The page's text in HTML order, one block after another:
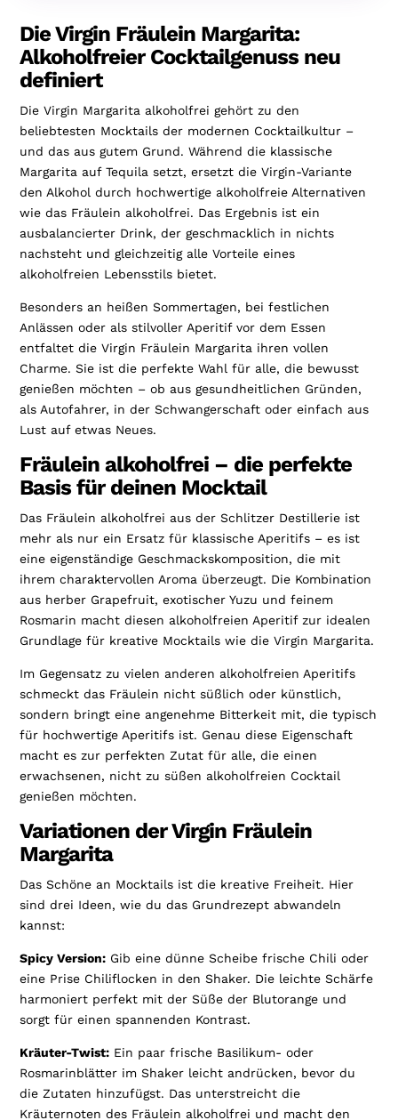
Die Virgin Fräulein Margarita:
Alkoholfreier Cocktailgenuss neu
definiert
Die Virgin Margarita alkoholfrei gehört zu den
beliebtesten Mocktails der modernen Cocktailkultur –
und das aus gutem Grund. Während die klassische
Margarita auf Tequila setzt, ersetzt die Virgin-Variante
den Alkohol durch hochwertige alkoholfreie Alternativen
wie das Fräulein alkoholfrei. Das Ergebnis ist ein
ausbalancierter Drink, der geschmacklich in nichts
nachsteht und gleichzeitig alle Vorteile eines
alkoholfreien Lebensstils bietet.
Besonders an heißen Sommertagen, bei festlichen
Anlässen oder als stilvoller Aperitif vor dem Essen
entfaltet die Virgin Fräulein Margarita ihren vollen
Charme. Sie ist die perfekte Wahl für alle, die bewusst
genießen möchten – ob aus gesundheitlichen Gründen,
als Autofahrer, in der Schwangerschaft oder einfach aus
Lust auf etwas Neues.
Fräulein alkoholfrei – die perfekte
Basis für deinen Mocktail
Das Fräulein alkoholfrei aus der Schlitzer Destillerie ist
mehr als nur ein Ersatz für klassische Aperitifs – es ist
eine eigenständige Geschmackskomposition, die mit
ihrem charaktervollen Aroma überzeugt. Die Kombination
aus herber Grapefruit, exotischer Yuzu und feinem
Rosmarin macht diesen alkoholfreien Aperitif zur idealen
Grundlage für kreative Mocktails wie die Virgin Margarita.
Im Gegensatz zu vielen anderen alkoholfreien Aperitifs
schmeckt das Fräulein nicht süßlich oder künstlich,
sondern bringt eine angenehme Bitterkeit mit, die typisch
für hochwertige Aperitifs ist. Genau diese Eigenschaft
macht es zur perfekten Zutat für alle, die einen
erwachsenen, nicht zu süßen alkoholfreien Cocktail
genießen möchten.
Variationen der Virgin Fräulein
Margarita
Das Schöne an Mocktails ist die kreative Freiheit. Hier
sind drei Ideen, wie du das Grundrezept abwandeln
kannst:
Spicy Version: Gib eine dünne Scheibe frische Chili oder
eine Prise Chiliflocken in den Shaker. Die leichte Schärfe
harmoniert perfekt mit der Süße der Blutorange und
sorgt für einen spannenden Kontrast.
Kräuter-Twist: Ein paar frische Basilikum- oder
Rosmarinblätter im Shaker leicht andrücken, bevor du
die Zutaten hinzufügst. Das unterstreicht die
Kräuternoten des Fräulein alkoholfrei und macht den